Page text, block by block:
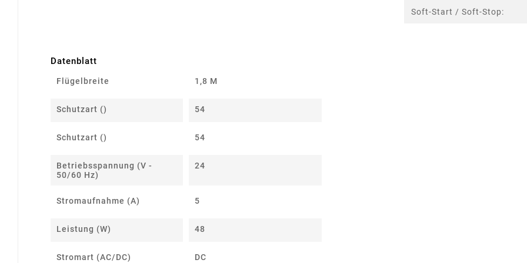
Soft-Start / Soft-Stop:
Datenblatt
Flügelbreite 1,8 M
Schutzart () 54
Schutzart () 54
Betriebsspannung (V -
50/60 Hz)
24
Stromaufnahme (A) 5
Leistung (W) 48
Stromart (AC/DC) DC